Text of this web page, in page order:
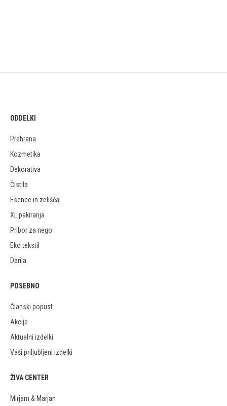
ODDELKI
Prehrana
Kozmetika
Dekorativa
Čistila
Esence in zelišča
XL pakiranja
Pribor za nego
Eko tekstil
Darila
POSEBNO
Članski popust
Akcije
Aktualni izdelki
Vaši priljubljeni izdelki
ŽIVA CENTER
Mirjam & Marjan